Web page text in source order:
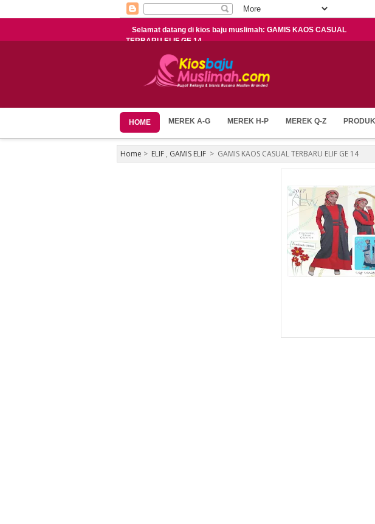
Selamat datang di kios baju muslimah: GAMIS KAOS CASUAL
TERBARU ELIF GE 14
HOME MEREK A-G MEREK H-P MEREK Q-Z
Home > ELIF , GAMIS ELIF > GAMIS KAOS CASUAL TERBARU ELIF GE 14